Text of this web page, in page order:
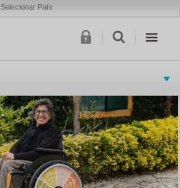
Selecionar País